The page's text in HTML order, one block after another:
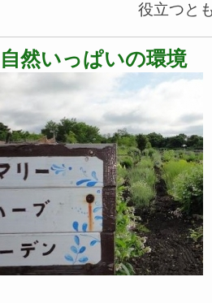
役立つと
自然いっぱいの環境